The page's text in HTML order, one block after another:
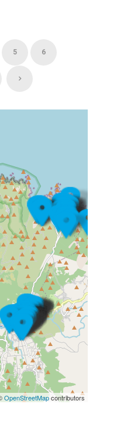
5 6
OpenStreetMapcontributors